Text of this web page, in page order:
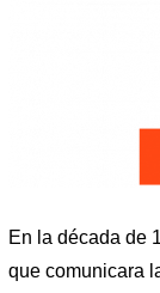
En la década de
que comunicara